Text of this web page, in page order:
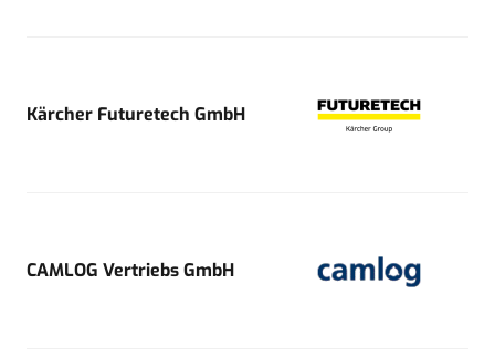
Kärcher Futuretech GmbH
CAMLOG Vertriebs GmbH